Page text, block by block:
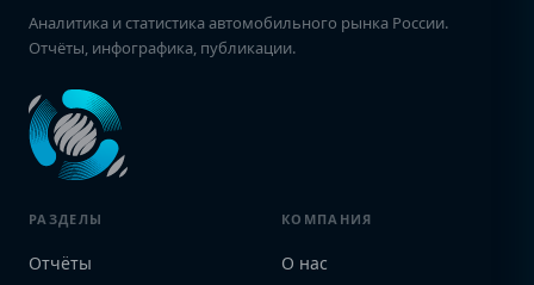
Аналитика и статистика автомобильного рынка России.
Отчёты, инфографика, публикации.
РАЗДЕЛЫ
Отчёты
КОМПАНИЯ
О нас